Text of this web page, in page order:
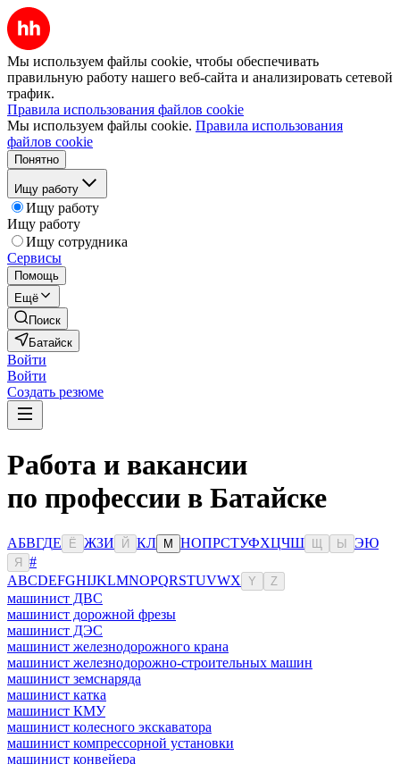
Мы используем файлы cookie, чтобы обеспечивать
правильную работу нашего веб-сайта и анализировать сетевой
трафик.
Правила использования файлов cookie
Мы используем файлы cookie. Правила использования
файлов cookie
Понятно
Ищу работу
Ищу работу
Ищу работу
Ищу сотрудника
Сервисы
Помощь
Ещё
Поиск
Батайск
Войти
Войти
Создать резюме
Работа и вакансии
по профессии в Батайске
АБВГДЕ Ё ЖЗИ Й КЛ М НОПРСТУФХЦЧШ Ы ЭЮ
Я
#
ABCDEFGHIJKLMNOPQRSTUVWX Y Z
машинист ДВС
машинист дорожной фрезы
машинист ДЭС
машинист железнодорожного крана
машинист железнодорожно-строительных машин
машинист земснаряда
машинист катка
машинист КМУ
машинист колесного экскаватора
машинист компрессорной установки
машинист конвейера